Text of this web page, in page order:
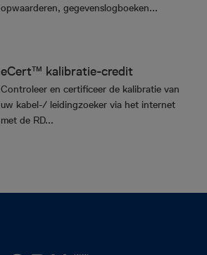
opwaarderen, gegevenslogboeken...
eCert™ kalibratie-credit
Controleer en certificeer de kalibratie van
uw kabel-/ leidingzoeker via het internet
met de RD...